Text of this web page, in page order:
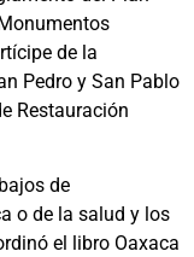
de la
Pedro y San Pablo
Restauración
de
o de la salud y los
el libro Oaxaca